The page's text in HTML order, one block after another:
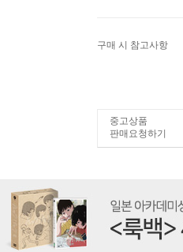
구매 시 참고사항
중고상품
판매요청하기